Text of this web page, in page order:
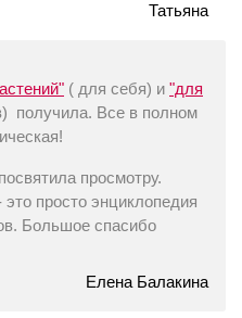
Татьяна
( для себя) и "для
получила. Все в полном
просмотру.
это просто энциклопедия
Большое спасибо
Елена Балакина